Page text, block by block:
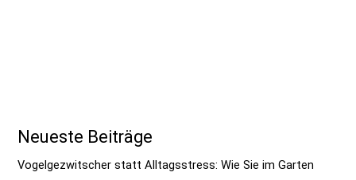
Neueste Beiträge
Vogelgezwitscher statt Alltagsstress: Wie Sie im Garten